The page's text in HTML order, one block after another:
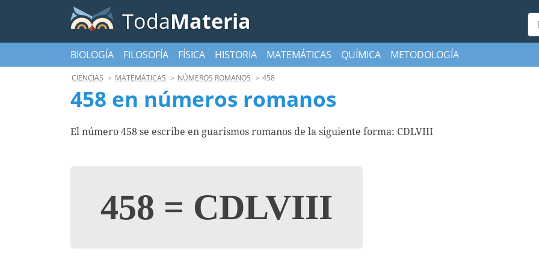
TodaMateria
BIOLOGÍA FILOSOFÍA FÍSICA HISTORIA MATEMÁTICAS QUÍMICA METODOLOGÍA
CIENCIAS MATEMÁTICAS NÚMEROS ROMANOS 458
458 en números romanos
El número 458 se escribe en guarismos romanos de la siguiente forma: CDLVIII
458 = CDLVIII